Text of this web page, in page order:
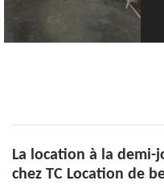
La location à la demi-
chez TC Location de